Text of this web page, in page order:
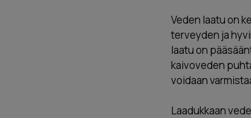
Veden laatu on
terveyden ja
laatu on
kaivoveden
voidaan
Laadukkaan